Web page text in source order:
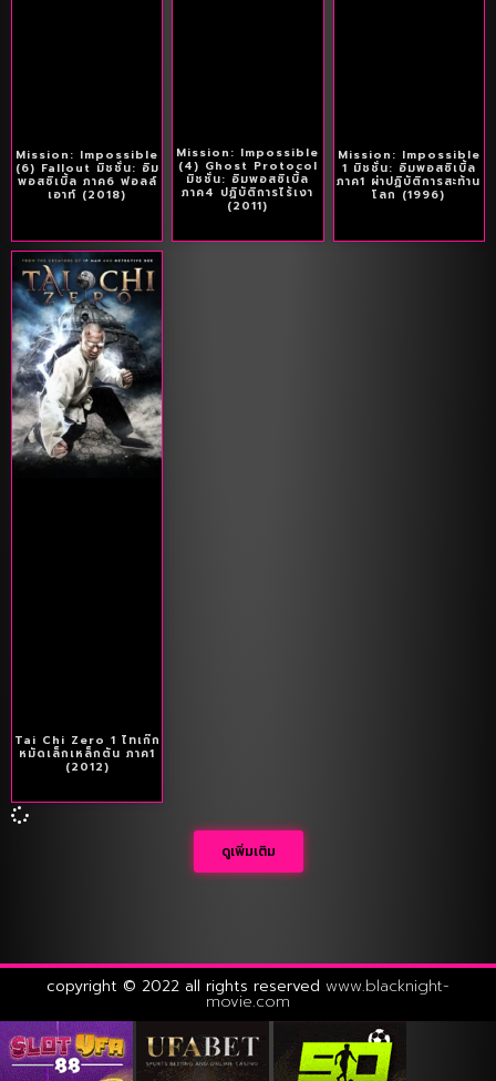
Mission: Impossible
(6) Fallout มิชชั่น: อิม
พอสซิเบิ้ล ภาค6 ฟอลล์
เอาท์ (2018)
Mission: Impossible
(4) Ghost Protocol
มิชชั่น: อิมพอสซิเบิ้ล
ภาค4 ปฏิบัติการไร้เงา
(2011)
Mission: Impossible
1 มิชชั่น: อิมพอสซิเบิ้ล
ภาค1 ผ่าปฏิบัติการสะท้าน
โลก (1996)
Tai Chi Zero 1 ไทเก๊ก
หมัดเล็กเหล็กตัน ภาค1
(2012)
ดูเพิ่มเติม
copyright © 2022 all rights reserved www.blacknight-
movie.com